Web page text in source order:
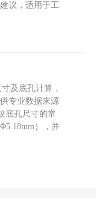
议，适用于工
及底孔计算，
专业数据来源
底孔尺寸的常
），并